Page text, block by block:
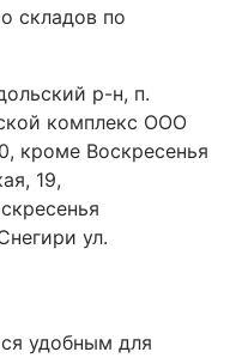
складов по
р-н, п.
комплекс ООО
кроме Воскресенья
19,
ул.
удобным для